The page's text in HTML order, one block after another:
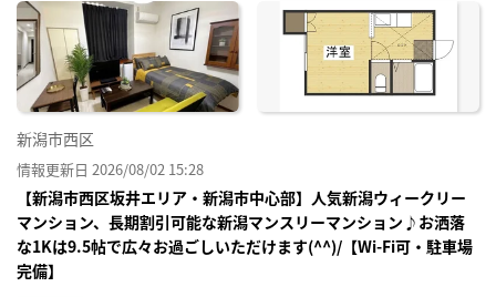
に入
録
新潟市西区
情報更新日 2026/08/02 15:28
【新潟市西区坂井エリア・新潟市中心部】人気新潟ウィークリー
マンション、長期割引可能な新潟マンスリーマンション♪お洒落
な1Kは9.5帖で広々お過ごしいただけます(^^)/【Wi-Fi可・駐車場
完備】